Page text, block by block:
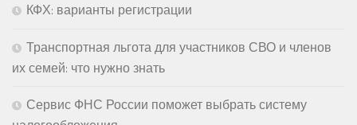
КФХ: варианты регистрации
Транспортная льгота для участников СВО и членов
их семей: что нужно знать
Сервис ФНС России поможет выбрать систему